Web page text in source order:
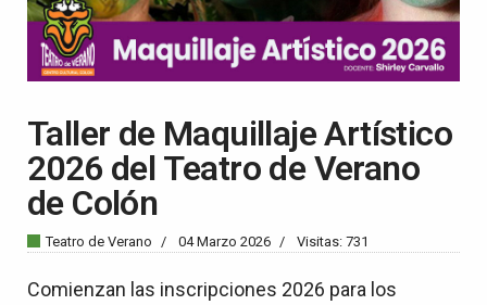
Taller de Maquillaje Artístico
2026 del Teatro de Verano
de Colón
Teatro de Verano 04 Marzo 2026 Visitas: 731
Comienzan las inscripciones 2026 para los